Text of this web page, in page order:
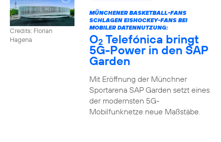
Credits: Florian
Hagena
MÜNCHENER BASKETBALL-FANS
SCHLAGEN EISHOCKEY-FANS BEI
MOBILER DATENNUTZUNG:
O2 Telefónica bringt
5G-Power in den SAP
Garden
Mit Eröffnung der Münchner
Sportarena SAP Garden setzt eines
der modernsten 5G-
Mobilfunknetze neue Maßstäbe.